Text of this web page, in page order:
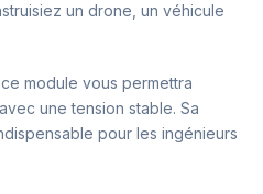
un drone, un véhicule
module vous permettra
une tension stable. Sa
pour les ingénieurs